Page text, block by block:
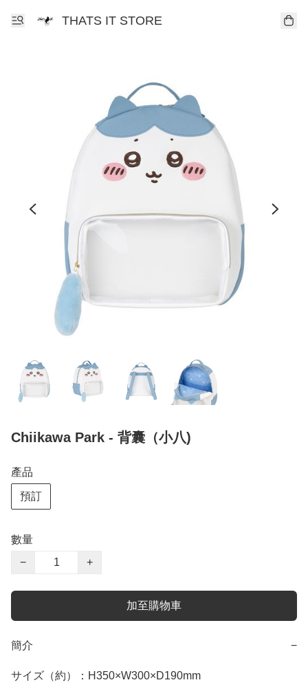
THATS IT STORE
Chiikawa Park - 背囊（小八)
產品
預訂
數量
−
+
加至購物車
簡介 −
サイズ（約）：H350×W300×D190mm